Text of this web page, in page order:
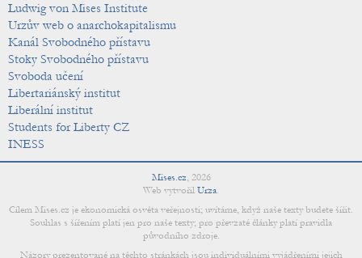
Ludwig von Mises Institute
Urzův web o anarchokapitalismu
Kanál Svobodného přístavu
Stoky Svobodného přístavu
Svoboda učení
Libertariánský institut
Liberální institut
Students for Liberty CZ
INESS
Mises.cz, 2026
Web vytvořil Urza.
Cílem Mises.cz je ekonomická osvěta veřejnosti; uvítáme, když naše texty budete šířit.
Souhlas s šířením platí jen pro naše texty; pro převzaté články platí pravidla
původního zdroje.
Názory prezentované na těchto stránkách jsou individuálními vyjádřeními jejich